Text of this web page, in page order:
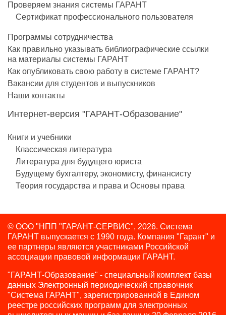
Проверяем знания системы ГАРАНТ
Сертификат профессионального пользователя
Программы сотрудничества
Как правильно указывать библиографические ссылки
на материалы системы ГАРАНТ
Как опубликовать свою работу в системе ГАРАНТ?
Вакансии для студентов и выпускников
Наши контакты
Интернет-версия "ГАРАНТ-Образование"
Книги и учебники
Классическая литература
Литература для будущего юриста
Будущему бухгалтеру, экономисту, финансисту
Теория государства и права и Основы права
© ООО "НПП "ГАРАНТ-СЕРВИС", 2026. Система
ГАРАНТ выпускается с 1990 года. Компания "Гарант" и
ее партнеры являются участниками Российской
ассоциации правовой информации ГАРАНТ.
"ГАРАНТ-Образование" - специальный комплект базы
данных Электронный периодический справочник
"Система ГАРАНТ", зарегистрированной в Едином
реестре российских программ для электронных